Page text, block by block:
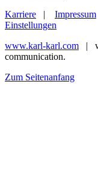
Karriere | Impressum
Einstellungen
www.karl-karl.com |
communication.
Zum Seitenanfang